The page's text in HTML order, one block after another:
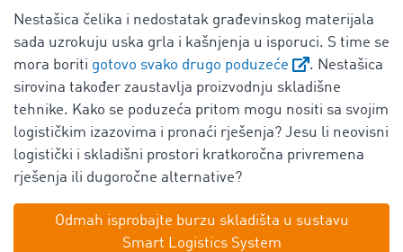
Nestašica čelika i nedostatak građevinskog materijala
sada uzrokuju uska grla i kašnjenja u isporuci. S time se
mora boriti gotovo svako drugo poduzeće
. Nestašica
sirovina također zaustavlja proizvodnju skladišne
tehnike. Kako se poduzeća pritom mogu nositi sa svojim
logističkim izazovima i pronaći rješenja? Jesu li neovisni
logistički i skladišni prostori kratkoročna privremena
rješenja ili dugoročne alternative?
Odmah isprobajte burzu skladišta u sustavu
Smart Logistics System